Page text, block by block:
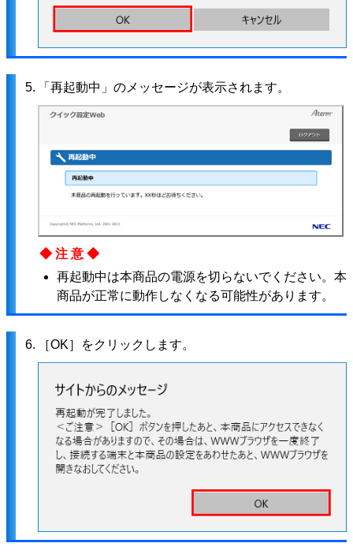
5. 「再起動中」のメッセージが表示されます。
◆注意◆
再起動中は本商品の電源を切らないでください。本
商品が正常に動作しなくなる可能性があります。
6. ［OK］をクリックします。